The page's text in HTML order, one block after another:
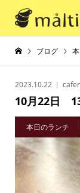
ブログ
2023.10.22
10月22日
本日のランチ